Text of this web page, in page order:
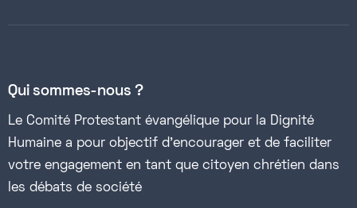
Qui sommes-nous ?
Le Comité Protestant évangélique pour la Dignité
Humaine a pour objectif d’encourager et de faciliter
votre engagement en tant que citoyen chrétien dans
les débats de société